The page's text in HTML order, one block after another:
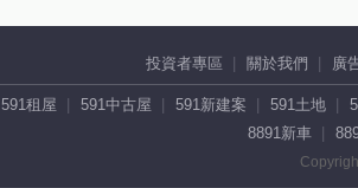
投資者專區 關於我們 廣
591租屋 591中古屋 591新建案 591土地
8891新車